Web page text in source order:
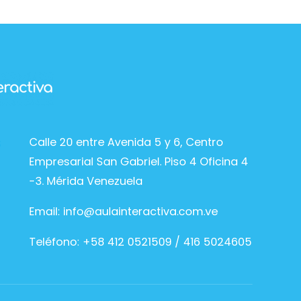
Calle 20 entre Avenida 5 y 6, Centro
Empresarial San Gabriel. Piso 4 Oficina 4
-3. Mérida Venezuela
Email: info@aulainteractiva.com.ve
Teléfono: +58 412 0521509 / 416 5024605